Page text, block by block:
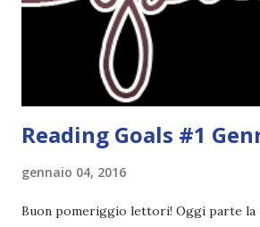
assolutamente mio. Sono affascinata
streghe di Salem e se oltre alle streghe
mondi paralleli e gemelle malefiche, la
Reading Goals #1
gennaio 04, 2016
Buon pomeriggio lettori! Oggi parte la